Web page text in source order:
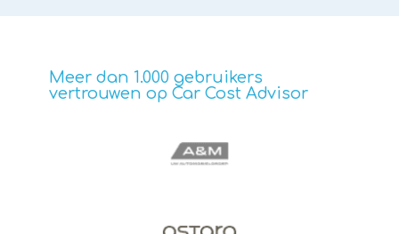
Meer dan 1.000 gebruikers
vertrouwen op Car Cost Advisor